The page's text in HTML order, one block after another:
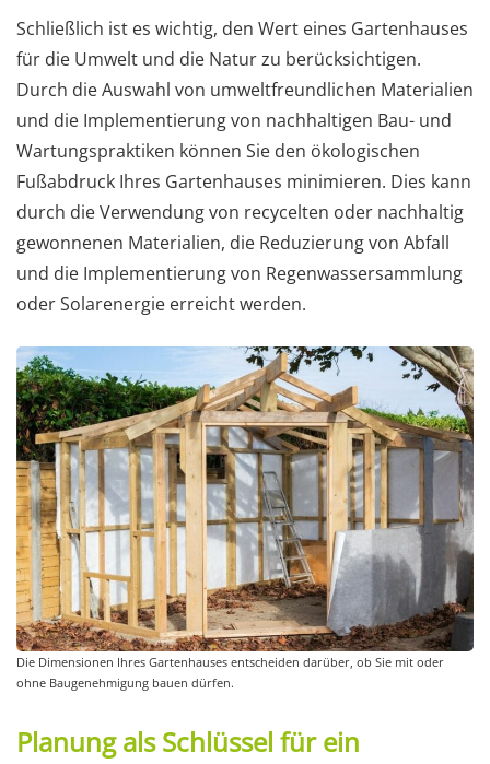
Schließlich ist es wichtig, den Wert eines Gartenhauses
für die Umwelt und die Natur zu berücksichtigen.
Durch die Auswahl von umweltfreundlichen Materialien
und die Implementierung von nachhaltigen Bau- und
Wartungspraktiken können Sie den ökologischen
Fußabdruck Ihres Gartenhauses minimieren. Dies kann
durch die Verwendung von recycelten oder nachhaltig
gewonnenen Materialien, die Reduzierung von Abfall
und die Implementierung von Regenwassersammlung
oder Solarenergie erreicht werden.
Die Dimensionen Ihres Gartenhauses entscheiden darüber, ob Sie mit oder
ohne Baugenehmigung bauen dürfen.
Planung als Schlüssel für ein